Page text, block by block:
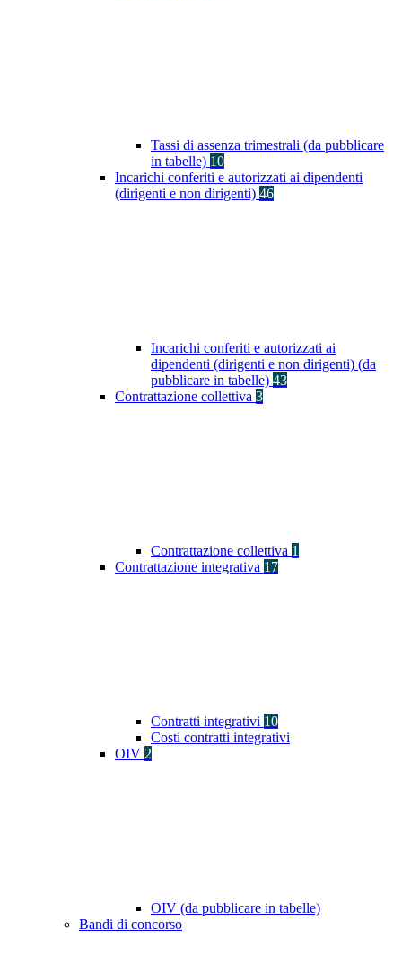
Tassi di assenza trimestrali (da pubblicare
in tabelle) 10
Incarichi conferiti e autorizzati ai dipendenti
(dirigenti e non dirigenti) 46
Incarichi conferiti e autorizzati ai
dipendenti (dirigenti e non dirigenti) (da
pubblicare in tabelle) 43
Contrattazione collettiva 3
Contrattazione collettiva 1
Contrattazione integrativa 17
Contratti integrativi 10
Costi contratti integrativi
OIV 2
OIV (da pubblicare in tabelle)
Bandi di concorso